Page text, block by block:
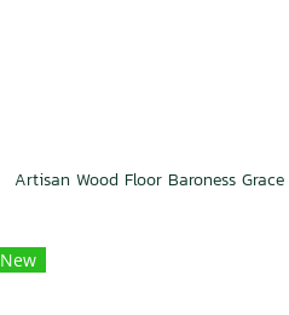
Artisan Wood Floor Baroness Grace
New